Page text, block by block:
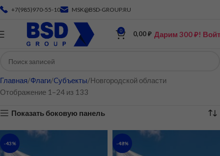
+7(985)970-55-10 MSK@BSD-GROUP.RU
0 0,00₽ Дарим 300 ₽!
Главная Флаги Cубъекты Новгородской области
Отображение 1–24 из 133
Показать боковую панель
-43% -48%